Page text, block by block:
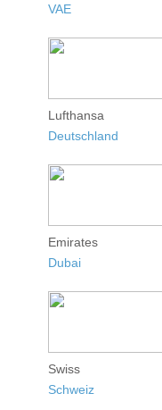
VAE
Lufthansa
Deutschland
Emirates
Dubai
Swiss
Schweiz